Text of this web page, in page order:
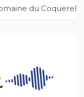
du Coquerel